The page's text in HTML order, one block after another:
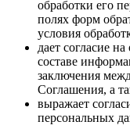
обработки его
полях форм
условия
дает согласие
составе
заключения
Соглашения, а
выражает
персональных